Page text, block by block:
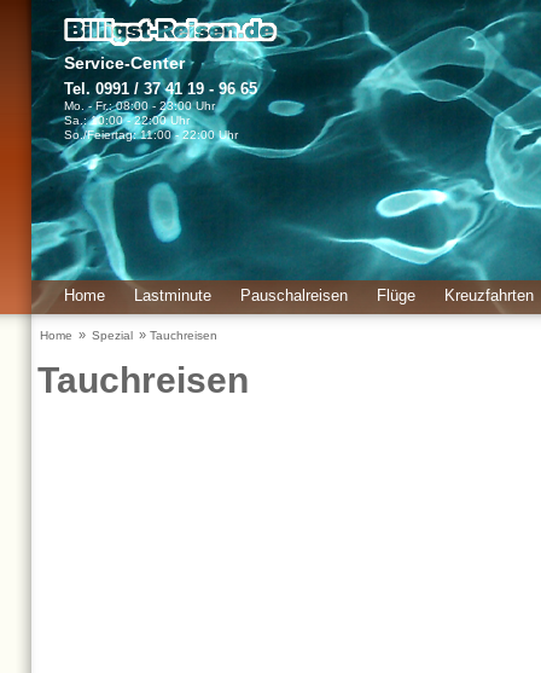
Service-Center
Tel. 0991 / 37 41 19 - 96 65
Mo. - Fr.: 08:00 - 23:00 Uhr
Sa.: 10:00 - 22:00 Uhr
So./Feiertag: 11:00 - 22:00 Uhr
Home Lastminute Pauschalreisen Flüge
Kreuzfahrten
Urlaubsinfos
Home » Spezial » Tauchreisen
Tauchreisen